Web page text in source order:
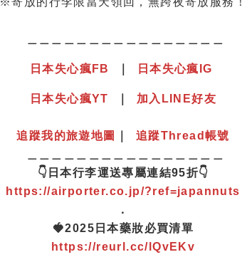
日本失心瘋 F B 日本失心瘋IG
日本失心瘋YT 加入LINE好友
追蹤我的旅遊地圖
追蹤Thread帳號
👇日本行李運送專屬連結95折👇
https://airporter.co.jp/?ref=japannuts
．
🍓2025日本藥妝必買清單
https://reurl.cc/lQvEKv